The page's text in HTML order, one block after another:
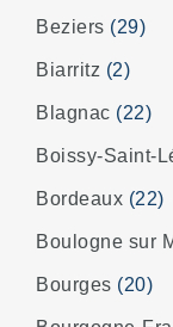
Beziers (29)
Biarritz (2)
Blagnac (22)
Boissy-Saint-
Bordeaux (22)
Boulogne sur
Bourges (20)